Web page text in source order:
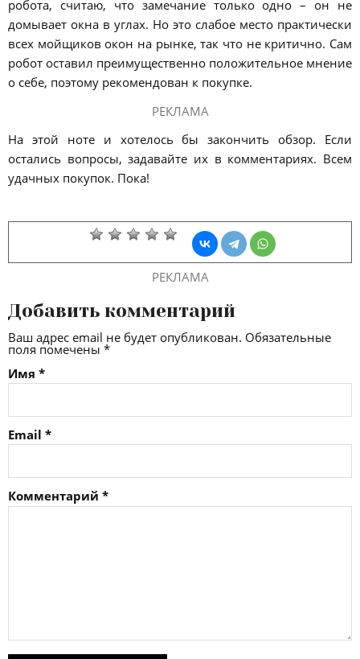
робота, считаю, что замечание только одно – он не
домывает окна в углах. Но это слабое место практически
всех мойщиков окон на рынке, так что не критично. Сам
робот оставил преимущественно положительное мнение
о себе, поэтому рекомендован к покупке.
РЕКЛАМА
На этой ноте и хотелось бы закончить обзор. Если
остались вопросы, задавайте их в комментариях. Всем
удачных покупок. Пока!
РЕКЛАМА
Добавить комментарий
Ваш адрес email не будет опубликован. Обязательные
поля помечены *
Имя *
Email *
Комментарий *